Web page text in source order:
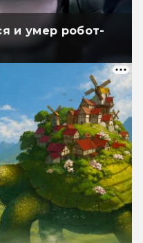
и умер робот-